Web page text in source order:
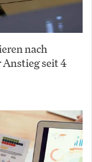
nach
seit 4